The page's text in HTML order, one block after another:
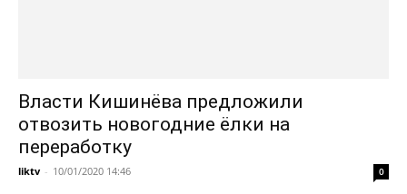
Власти Кишинёва предложили
отвозить новогодние ёлки на
переработку
liktv - 10/01/2020 14:46 0